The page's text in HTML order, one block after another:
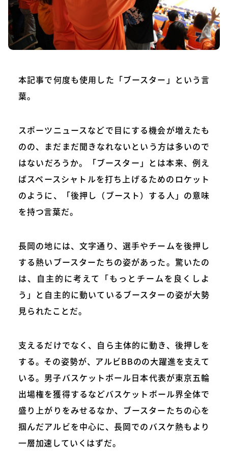
本記事で何度も使用した「ブースター」という言
葉。
スポーツニュースなどで目にする機会が増えたも
のの、まだまだ聞きなれないという方は多いので
はないだろうか。「ブースター」とは本来、例え
ばスペースシャトルを打ち上げるためのロケット
のように、「後押し（ブースト）する人」の意味
を持つ言葉だ。
長岡の地には、文字通り、選手やチームを後押し
する熱いブースターたちの姿があった。驚いたの
は、自主的に考えて「もっとチームを良くしよ
う」と自主的に動いているブースターの姿が大勢
見られたことだ。
支えるだけでなく、自ら主体的に動き、後押しを
する。その姿勢が、アルビBBのの大躍進を支えて
いる。男子バスケットボール日本代表が東京五輪
出場権を獲得するなどバスケットボール界全体で
盛り上がりをみせるなか、ブースターたちの心を
掴んだアルビを中心に、長岡でのバスケ熱もより
一層加速していくはずだ。